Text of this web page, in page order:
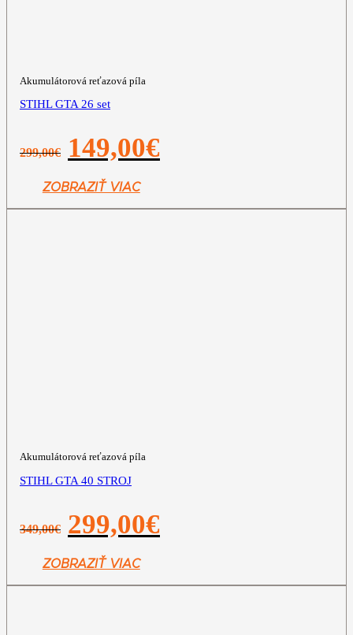
Akumulátorová reťazová píla
STIHL GTA 26 set
299,00€
Pôvodná
cena
299,00€.
149,00€
ZOBRAZIŤ VIAC
Akumulátorová reťazová píla
STIHL GTA 40 STROJ
349,00€
Pôvodná
cena
349,00€.
299,00€
ZOBRAZIŤ VIAC